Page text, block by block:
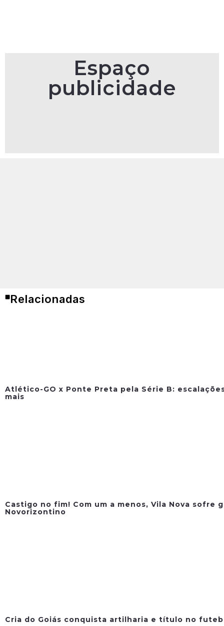
Espaço
publicidade
Relacionadas
Atlético-GO x Ponte Preta pela Série B:
mais
Castigo no fim! Com um a menos, Vila Nova sofre
Novorizontino
Cria do Goiás conquista artilharia e título no